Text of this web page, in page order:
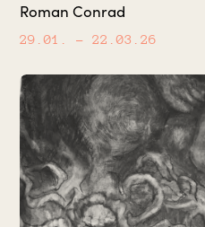
Roman Conrad
29.01. – 22.03.26